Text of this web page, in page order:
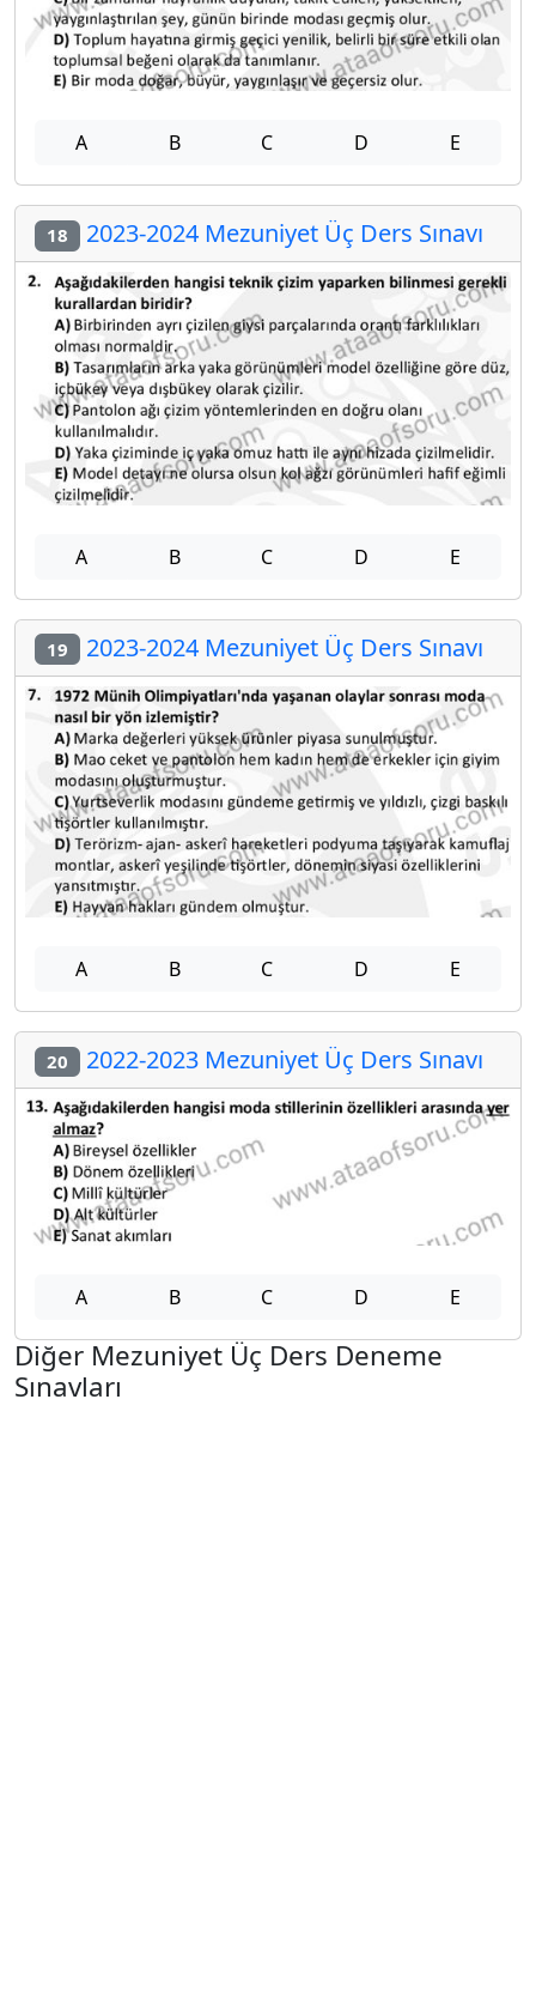
A B C D E
18 2023-2024 Mezuniyet Üç Ders Sınavı
A B C D E
19 2023-2024 Mezuniyet Üç Ders Sınavı
A B C D E
20 2022-2023 Mezuniyet Üç Ders Sınavı
A B C D E
Diğer Mezuniyet Üç Ders Deneme
Sınavları